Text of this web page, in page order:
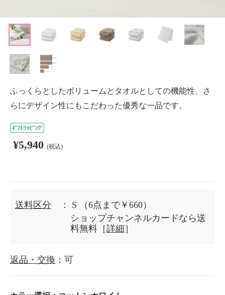
ふっくらとしたボリュームとタオルとしての機能性、さ
らにデザイン性にもこだわった優秀な一品です。
¥5,940 (税込)
送料区分 ： S
（6点まで￥660）
ショップチャンネルカードなら送
料無料［詳細 ］
返品・交換 ：可